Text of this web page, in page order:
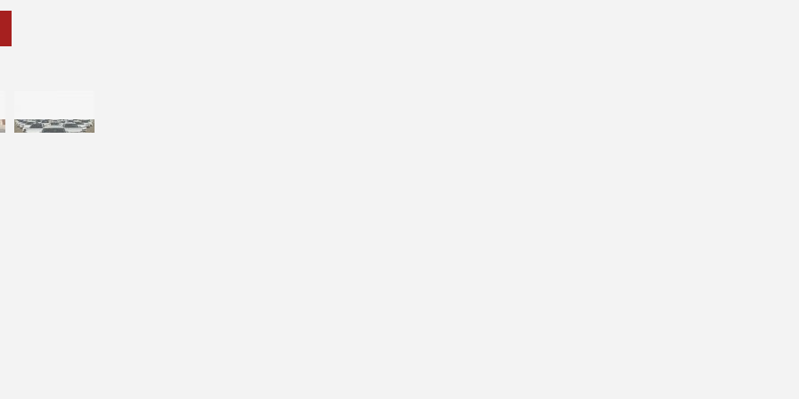
turismo, monovolumen, eurotaxi, remolque…)
turismo, monovolumen, eurotaxi, remolque…) adaptados a sus necesidades.